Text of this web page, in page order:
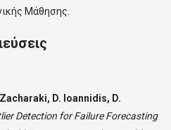
Μάθησης.
D. Ioannidis, D.
Detection for Failure Forecasting